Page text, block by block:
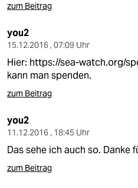
abo
genossenschaft
epaper login
zum Beitrag
you2
15.12.2016 , 07:09 Uhr
Hier: https://sea-watch.org/
kann man spenden.
zum Beitrag
you2
11.12.2016 , 18:45 Uhr
Das sehe ich auch so. Danke
zum Beitrag